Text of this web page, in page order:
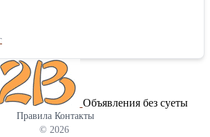
кавказский, вставка с камнем в
выполнены из мельхиора. Футляр
из красного бархата, крышка из
Рога сувенирные КРС.
Объявления без суеты
Правила Контакты
© 2026